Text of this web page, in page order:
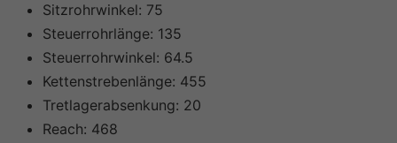
Sitzrohrwinkel: 75
Steuerrohrlänge: 135
Steuerrohrwinkel: 64.5
Kettenstrebenlänge: 455
Tretlagerabsenkung: 20
Reach: 468